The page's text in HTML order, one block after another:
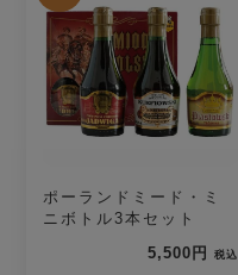
ポーランドミード・ミ
ニボトル3本セット
5,500円
税込